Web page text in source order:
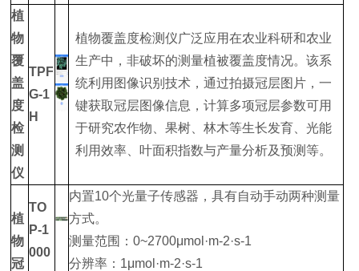
植
物
覆
盖
度
检
测
仪
TPF
G-1
H
植物覆盖度检测仪广泛应用在农业科研和农业
生产中，非破坏的测量植被覆盖度情况。该系
统利用图像识别技术，通过拍摄冠层图片，一
键获取冠层图像信息，计算多项冠层参数可用
于研究农作物、果树、林木等生长发育、光能
利用效率、叶面积指数与产量分析及预测等。
植
物
冠
TO
P-1
000
内置10个光量子传感器，具有自动手动两种测量
方式。
测量范围：0~2700μmol·m-2·s-1
分辨率：1μmol·m-2·s-1